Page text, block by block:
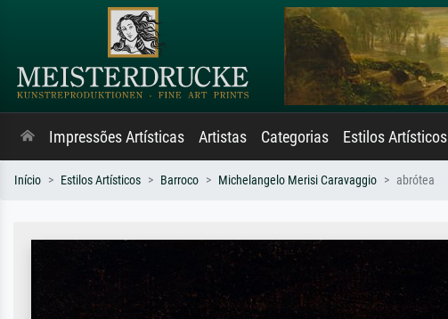
Impressões Artísticas Artistas Categorias Estilos Artísticos
Início Estilos Artísticos Barroco Michelangelo Merisi Caravaggio abrótea